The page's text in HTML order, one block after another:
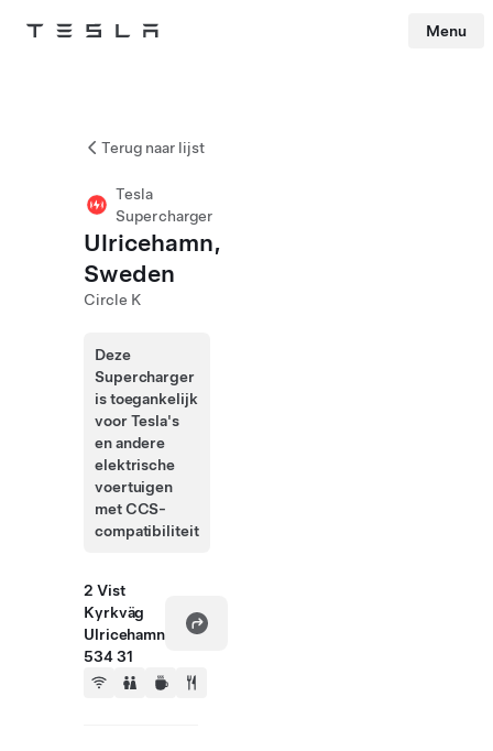
Tesla Menu
Terug naar lijst
Tesla
Supercharger
Ulricehamn,
Sweden
Circle K
Deze
Supercharger
is toegankelijk
voor Tesla's
en andere
elektrische
voertuigen
met CCS-
compatibiliteit
2 Vist
Kyrkväg
Ulricehamn
534 31